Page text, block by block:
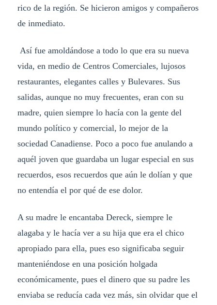
rico de la región. Se hicieron amigos y compañeros
de inmediato.
Así fue amoldándose a todo lo que era su nueva
vida, en medio de Centros Comerciales, lujosos
restaurantes, elegantes calles y Bulevares. Sus
salidas, aunque no muy frecuentes, eran con su
madre, quien siempre lo hacía con la gente del
mundo político y comercial, lo mejor de la
sociedad Canadiense. Poco a poco fue anulando a
aquél joven que guardaba un lugar especial en sus
recuerdos, esos recuerdos que aún le dolían y que
no entendía el por qué de ese dolor.
A su madre le encantaba Dereck, siempre le
alagaba y le hacía ver a su hija que era el chico
apropiado para ella, pues eso significaba seguir
manteniéndose en una posición holgada
económicamente, pues el dinero que su padre les
enviaba se reducía cada vez más, sin olvidar que el